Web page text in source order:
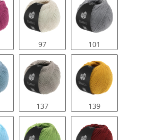
97 101
137 139